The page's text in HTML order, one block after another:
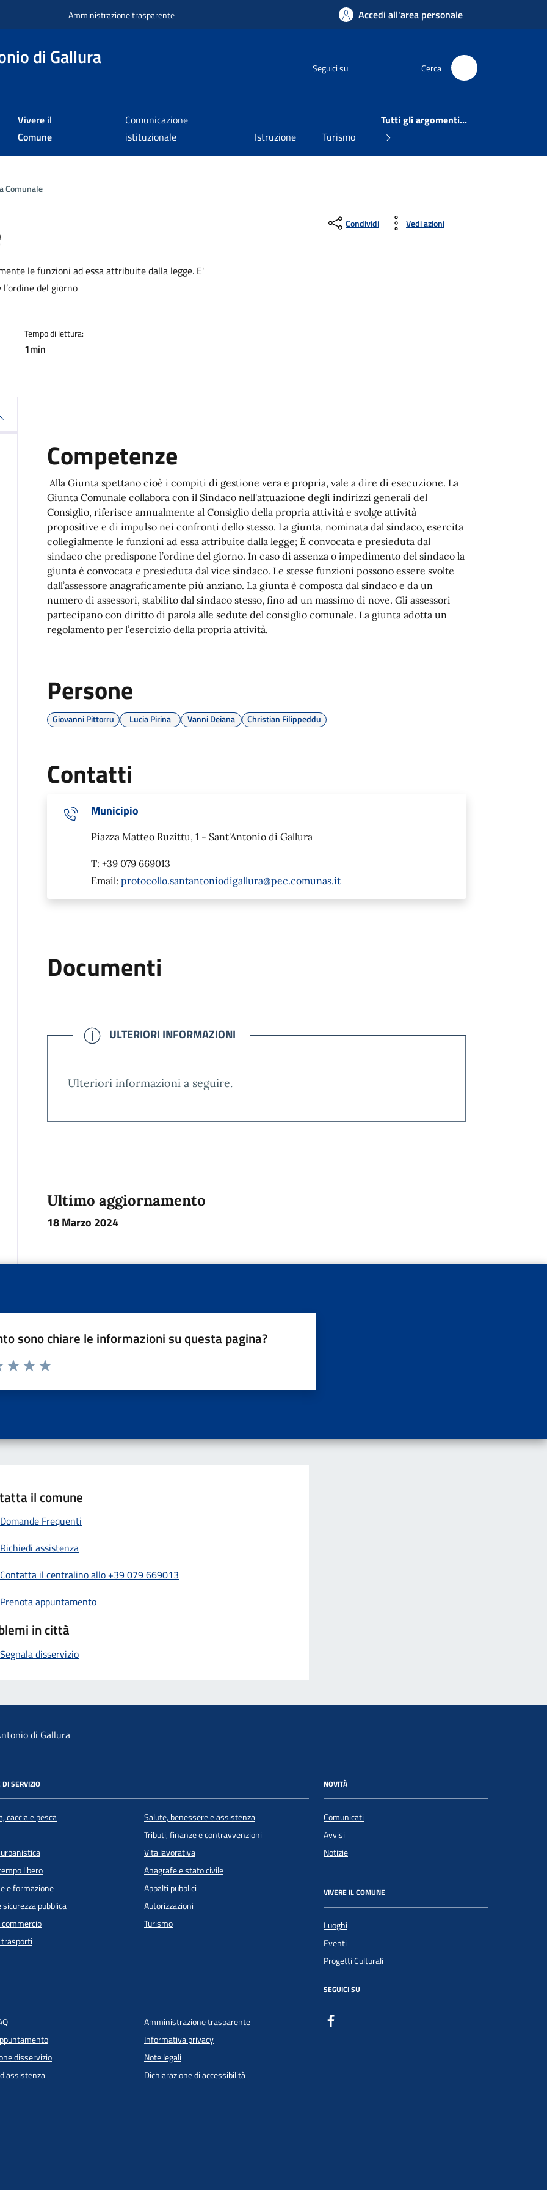
Amministrazione trasparente Accedi all'area personale
di Gallura Seguici su Cerca
Vivere il
Comune
Comunicazione
istituzionale
Istruzione Turismo
Tutti gli argomenti...
Comunale
le funzioni ad essa attribuite dalla legge. E'
del giorno
Tempo di lettura:
1min
Condividi Vedi azioni
Competenze
Alla Giunta spettano cioè i compiti di gestione vera e propria, vale a dire di esecuzione. La
Giunta Comunale collabora con il Sindaco nell'attuazione degli indirizzi generali del
Consiglio, riferisce annualmente al Consiglio della propria attività e svolge attività
propositive e di impulso nei confronti dello stesso. La giunta, nominata dal sindaco, esercita
collegialmente le funzioni ad essa attribuite dalla legge; È convocata e presieduta dal
sindaco che predispone l’ordine del giorno. In caso di assenza o impedimento del sindaco la
giunta è convocata e presieduta dal vice sindaco. Le stesse funzioni possono essere svolte
dall’assessore anagraficamente più anziano. La giunta è composta dal sindaco e da un
numero di assessori, stabilito dal sindaco stesso, fino ad un massimo di nove. Gli assessori
partecipano con diritto di parola alle sedute del consiglio comunale. La giunta adotta un
regolamento per l’esercizio della propria attività.
Persone
Giovanni Pittorru Lucia Pirina Vanni Deiana Christian Filippeddu
Contatti
Municipio
Piazza Matteo Ruzittu, 1 - Sant'Antonio di Gallura
T: +39 079 669013
Email: protocollo.santantoniodigallura@pec.comunas.it
Documenti
CONFERMATO
ULTERIORI INFORMAZIONI
Ulteriori informazioni a seguire.
Ultimo aggiornamento
18 Marzo 2024
sono chiare le informazioni su questa pagina?
1 a 5 stelle la pagina
il comune
Domande Frequenti
Richiedi assistenza
Contatta il centralino allo +39 079 669013
Prenota appuntamento
in città
Segnala disservizio
di Gallura
DI SERVIZIO
caccia e pesca
libero
e formazione
pubblica
Salute, benessere e assistenza
Tributi, finanze e contravvenzioni
Vita lavorativa
Anagrafe e stato civile
Appalti pubblici
Autorizzazioni
Turismo
NOVITÀ
Comunicati
Avvisi
Notizie
VIVERE IL COMUNE
Luoghi
Eventi
Progetti Culturali
disservizio
Amministrazione trasparente
Informativa privacy
Note legali
Dichiarazione di accessibilità
SEGUICI SU